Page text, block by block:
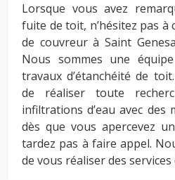
Lorsque vous avez
fuite de toit, n’hésitez pas
de couvreur à Saint
Nous sommes une
travaux d’étanchéité de
de réaliser toute
infiltrations d’eau avec des
dès que vous apercevez
tardez pas à faire appel.
de vous réaliser des services